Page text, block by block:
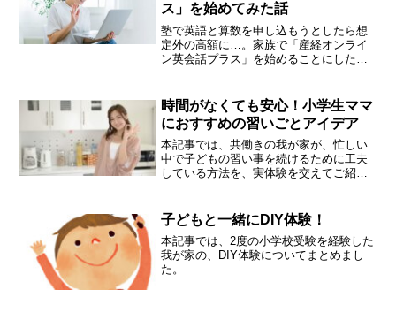
ス」を始めてみた話
塾で英語と算数を申し込もうとしたら想
定外の高額に…。家族で「産経オンライ
ン英会話プラス」を始めることにした理
時間がなくても安心！小学生ママ
におすすめの習いごとアイデア
本記事では、共働きの我が家が、忙しい
中で子どもの習い事を続けるために工夫
している方法を、実体験を交えてご紹介
子どもと一緒にDIY体験！
本記事では、2度の小学校受験を経験した
我が家の、DIY体験についてまとめまし
た。